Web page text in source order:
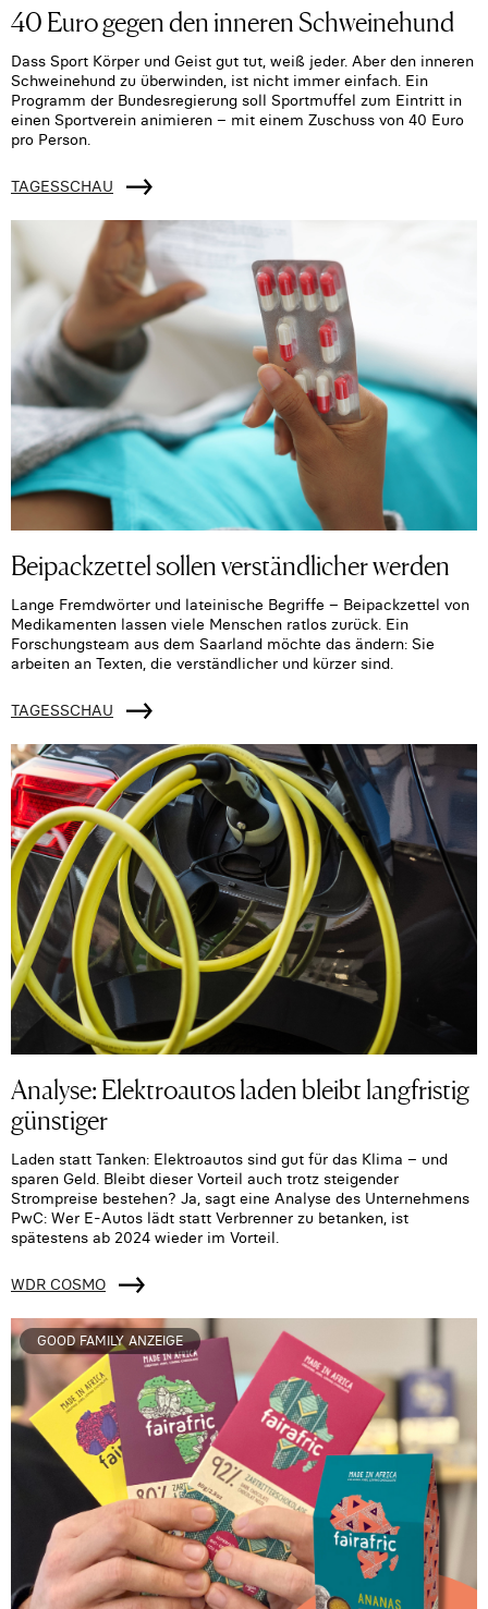
40 Euro gegen den inneren Schweinehund
Dass Sport Körper und Geist gut tut, weiß jeder. Aber den inneren
Schweinehund zu überwinden, ist nicht immer einfach. Ein
Programm der Bundesregierung soll Sportmuffel zum Eintritt in
einen Sportverein animieren – mit einem Zuschuss von 40 Euro
pro Person.
TAGESSCHAU
Beipackzettel sollen verständlicher werden
Lange Fremdwörter und lateinische Begriffe – Beipackzettel von
Medikamenten lassen viele Menschen ratlos zurück. Ein
Forschungsteam aus dem Saarland möchte das ändern: Sie
arbeiten an Texten, die verständlicher und kürzer sind.
TAGESSCHAU
Analyse: Elektroautos laden bleibt langfristig
günstiger
Laden statt Tanken: Elektroautos sind gut für das Klima – und
sparen Geld. Bleibt dieser Vorteil auch trotz steigender
Strompreise bestehen? Ja, sagt eine Analyse des Unternehmens
PwC: Wer E-Autos lädt statt Verbrenner zu betanken, ist
spätestens ab 2024 wieder im Vorteil.
WDR COSMO
GOOD FAMILY ANZEIGE